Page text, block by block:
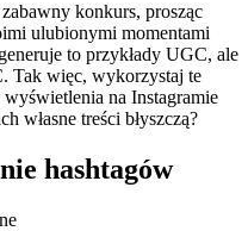
konkurs, prosząc
ulubionymi momentami
to przykłady UGC, ale
Tak więc, wykorzystaj te
na Instagramie
własne treści błyszczą?
hashtagów